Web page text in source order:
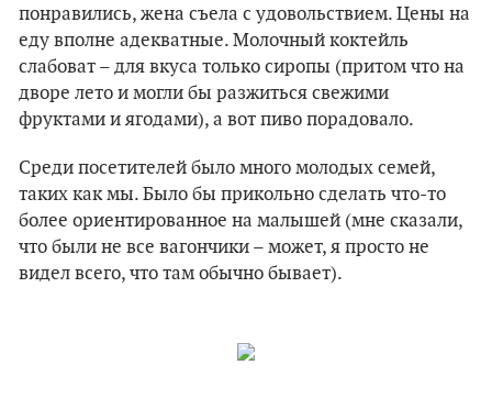
понравились, жена съела с удовольствием. Цены на
еду вполне адекватные. Молочный коктейль
слабоват – для вкуса только сиропы (притом что на
дворе лето и могли бы разжиться свежими
фруктами и ягодами), а вот пиво порадовало.
Среди посетителей было много молодых семей,
таких как мы. Было бы прикольно сделать что-то
более ориентированное на малышей (мне сказали,
что были не все вагончики – может, я просто не
видел всего, что там обычно бывает).